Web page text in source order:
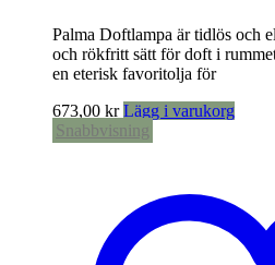
Palma Doftlampa är tidlös och
och rökfritt sätt för doft i
en eterisk favoritolja för
673,00 kr Lägg i varukorg
Snabbvisning